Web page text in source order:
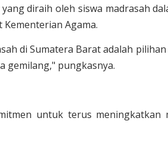
diraih oleh siswa madrasah
Agama.
di Sumatera Barat adalah
gemilang," pungkasnya.
untuk terus meningkatkan